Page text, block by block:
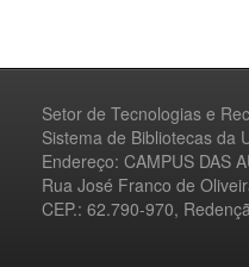
Setor de Tecnologias e
Sistema de Bibliotecas da
Endereço: CAMPUS DAS
Rua José Franco de
CEP.: 62.790-970,